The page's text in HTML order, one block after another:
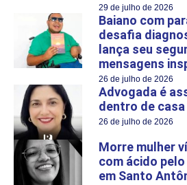
29 de julho de 2026
Baiano com
desafia
lança seu
mensagens
26 de julho de 2026
Advogada é
dentro de
26 de julho de 2026
Morre mulher
com ácido
em Santo